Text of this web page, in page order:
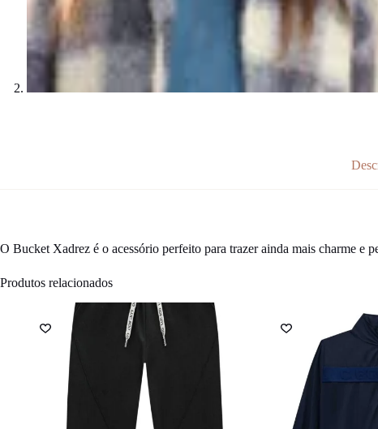
O Bucket Xadrez é o acessório perfeito para trazer ainda mais charme e
Produtos relacionados